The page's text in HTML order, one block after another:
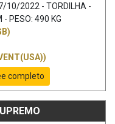
10/2022 - TORDILHA -
- PESO: 490 KG
completo